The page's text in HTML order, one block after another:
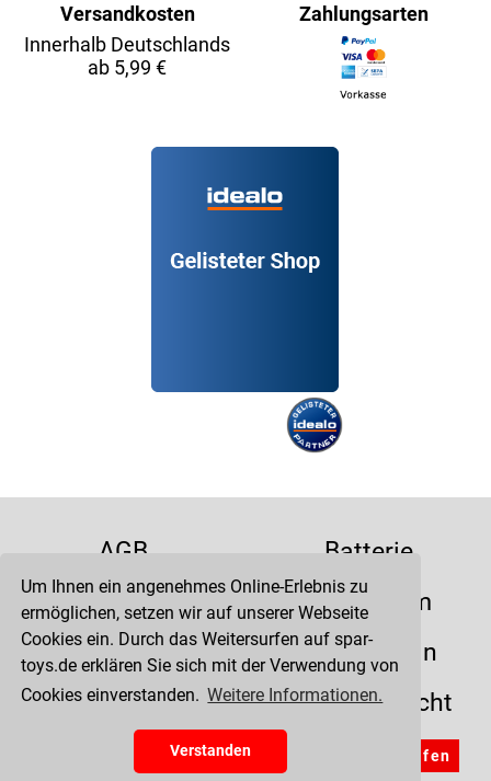
Um Ihnen ein angenehmes Online-Erlebnis zu
ermöglichen, setzen wir auf unserer Webseite
Cookies ein. Durch das Weitersurfen auf spar-
toys.de erklären Sie sich mit der Verwendung von
Cookies einverstanden. Weitere Informationen.
Verstanden
Versandkosten
Innerhalb Deutschlands
ab 5,99 €
Zahlungsarten
AGB
Batterie
Datenschutz
Impressum
Kontakt
Liefertermin
Versandkosten
Widerrufsrecht